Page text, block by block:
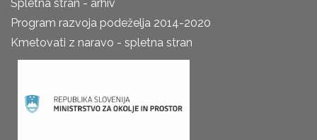
Spletna stran - arhiv
Program razvoja podeželja 2014-2020
Kmetovati z naravo - spletna stran